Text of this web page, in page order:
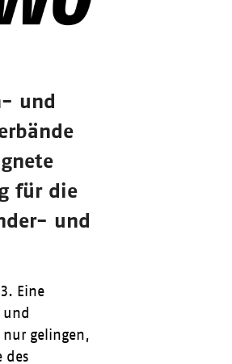
und
für die
und
Eine
gelingen,
des